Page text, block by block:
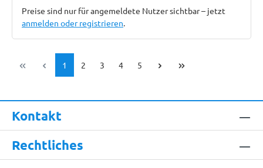
Preise sind nur für angemeldete Nutzer sichtbar – jetzt
anmelden oder registrieren.
Seite
1 Seite
2 Seite
3 Seite
4 Seite
5
Kontakt
Rechtliches